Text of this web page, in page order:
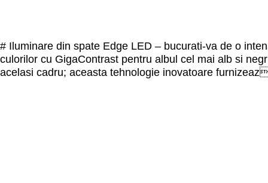
# Iluminare din spate Edge LED – bucurati-va de o
culorilor cu GigaContrast pentru albul cel mai alb si
acelasi cadru; aceasta tehnologie inovatoare